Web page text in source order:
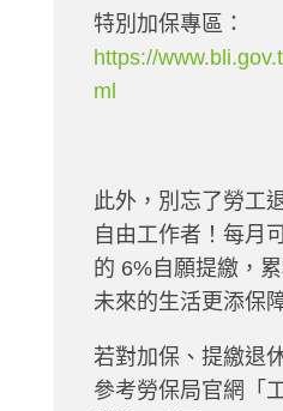
特別加保專區：
https://
ml
此外，別忘了勞工
自由工作者！每月
的 6%自願提繳，
未來的生活更添保
若對加保、提繳退
參考勞保局官網「